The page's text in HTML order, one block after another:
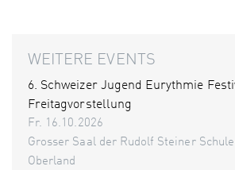
WEITERE EVENTS
6. Schweizer Jugend Eurythmie
Freitagvorstellung
Fr. 16.10.2026
Grosser Saal der Rudolf Steiner
Oberland